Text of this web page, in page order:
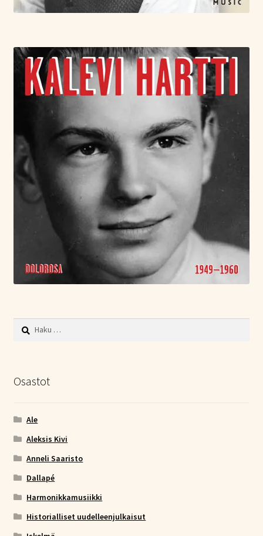
Haku:
Osastot
Ale
Aleksis Kivi
Anneli Saaristo
Dallapé
Harmonikkamusiikki
Historialliset uudelleenjulkaisut